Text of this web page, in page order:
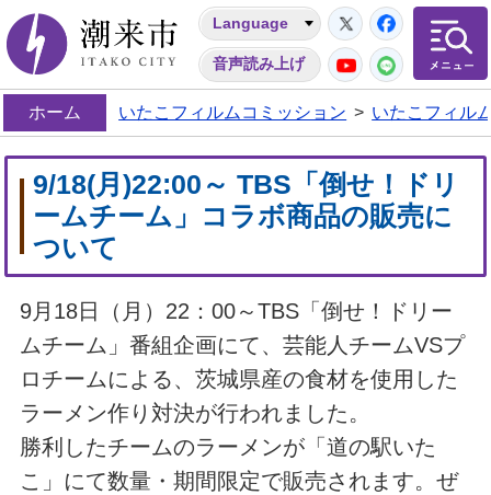
潮来市
Language
音声読み上げ
Twitter
YouTube
LINE
ホーム いたこフィルムコミッション > いたこフィル
9/18(月)22:00～ TBS「倒せ！ドリ
ームチーム」コラボ商品の販売に
ついて
9月18日（月）22：00～TBS「倒せ！ドリー
ムチーム」番組企画にて、芸能人チームVSプ
ロチームによる、茨城県産の食材を使用した
ラーメン作り対決が行われました。
勝利したチームのラーメンが「道の駅いた
こ」にて数量・期間限定で販売されます。ぜ